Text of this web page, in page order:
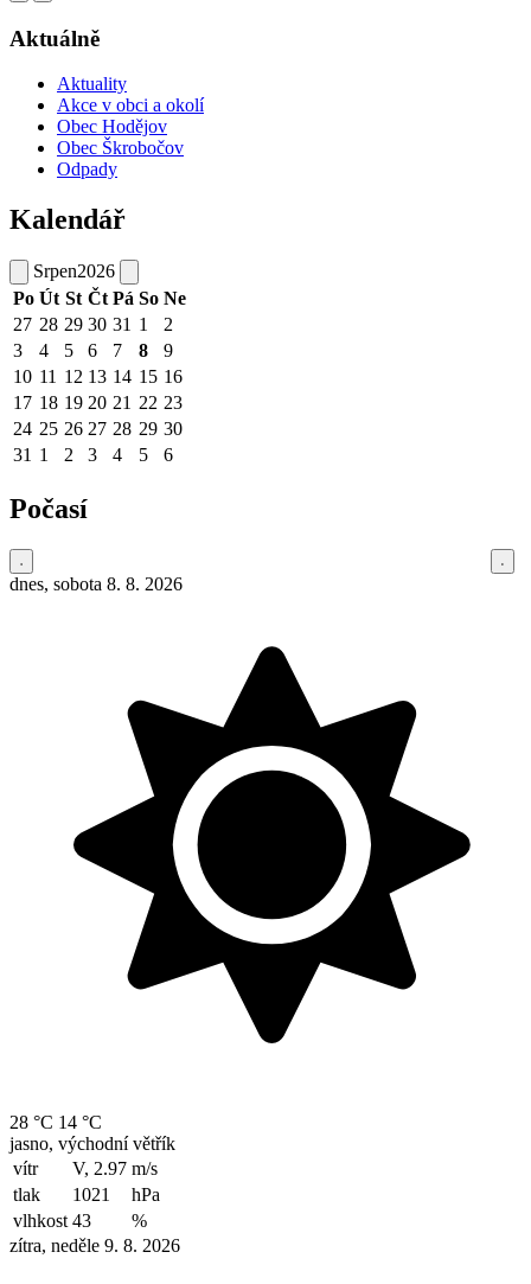
Aktuálně
Aktuality
Akce v obci a okolí
Obec Hodějov
Obec Škrobočov
Odpady
Kalendář
Srpen2026
Po Út St Čt Pá So Ne
27 28 29 30 31 1
2
3
4 5 6 7 8
9
10 11 12 13 14 15 16
17 18 19 20 21 22 23
24 25 26 27 28 29 30
31 1 2 3 4 5 6
Počasí
dnes, sobota 8. 8. 2026
28 °C 14 °C
jasno, východní větřík
vítr
V, 2.97 m/s
tlak
1021
hPa
vlhkost 43
%
zítra, neděle 9. 8. 2026